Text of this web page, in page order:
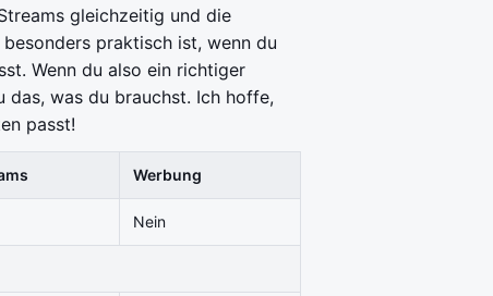
gleichzeitig und die
praktisch ist, wenn du
Wenn du also ein richtiger
das, was du brauchst. Ich hoffe,
passt!
Werbung
Nein